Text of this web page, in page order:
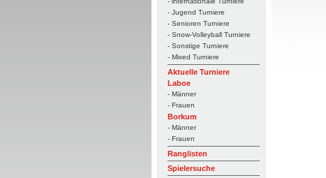
- Jugend Turniere
- Senioren Turniere
- Snow-Volleyball Turniere
- Sonstige Turniere
- Mixed Turniere
Aktuelle Turniere
Laboe
- Männer
- Frauen
Borkum
- Männer
- Frauen
Ranglisten
Spielersuche